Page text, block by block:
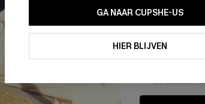
GA NAAR CUPSHE-US
HIER BLIJVEN
Door je
stemt er tevens
en
winkelwagen)
niet vereist
informatie
die aansluiten